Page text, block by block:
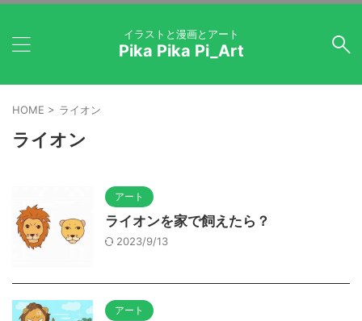
イラストと漫画とアート
Pika Pika Pi_Art
HOME > ライオン
ライオン
アート
ライオンを家で飼えたら？
2023/9/13
アート